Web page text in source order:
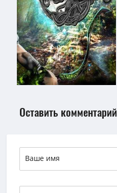
Оставить комментарий